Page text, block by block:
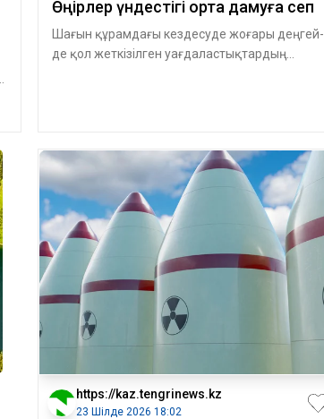
Өңірлер үндестігі ортақ дамуға сеп
Шағын құрамдағы кездесуде жоғары деңгей­
де қол жеткізілген уағдалас­тықтар­дың
https://kaz.tengrinews.kz
23 Шілде 2026 18:02